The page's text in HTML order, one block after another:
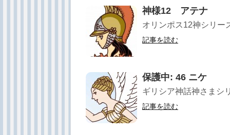
神様12 アテナ
オリンポス12神シリー
記事を読む
保護中: 46 ニケ
ギリシア神話神さまシ
記事を読む